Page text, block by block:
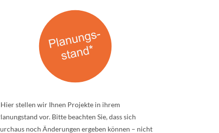
Hier stellen wir Ihnen Projekte in ihrem
vor. Bitte beachten Sie, dass sich
noch Änderungen ergeben können – nicht